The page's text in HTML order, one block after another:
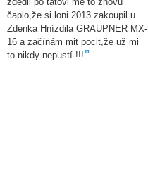
čaplo,že si loni 2013 zakoupil u
Zdenka Hnízdila GRAUPNER MX-
16 a začínám mit pocit,že už mi
to nikdy nepustí !!!”